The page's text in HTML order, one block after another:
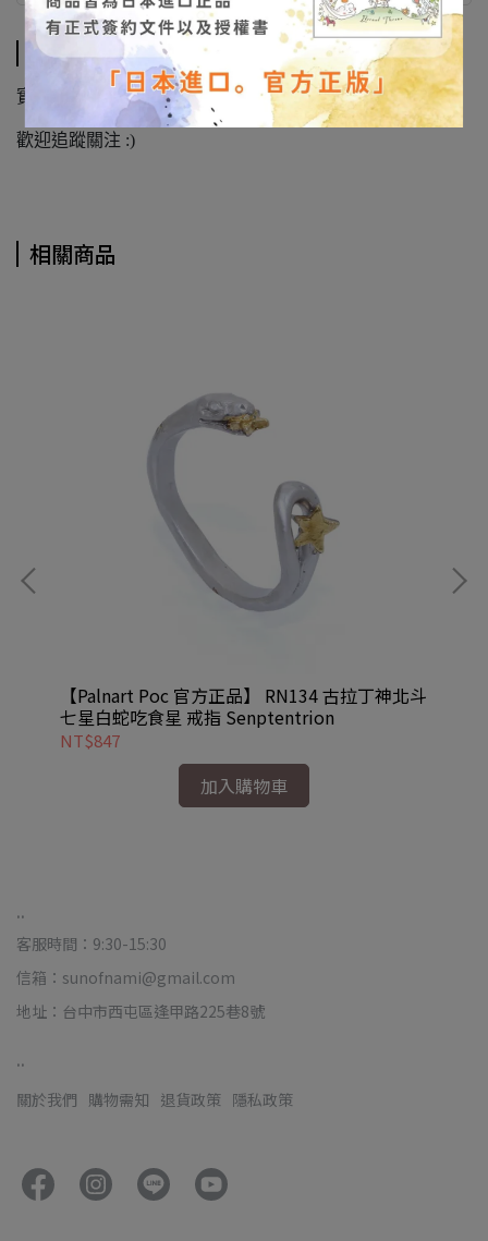
商品介紹
實拍照不定期放在IG/FB @larmoiredenami
歡迎追蹤關注 :)
相關商品
【Palnart Poc 官方正品】 RN134 古拉丁神北斗
七星白蛇吃食星 戒指 Senptentrion
NT$847
加入購物車
..
客服時間：9:30-15:30
信箱：sunofnami@gmail.com
地址：台中市西屯區逢甲路225巷8號
..
關於我們 購物需知 退貨政策 隱私政策